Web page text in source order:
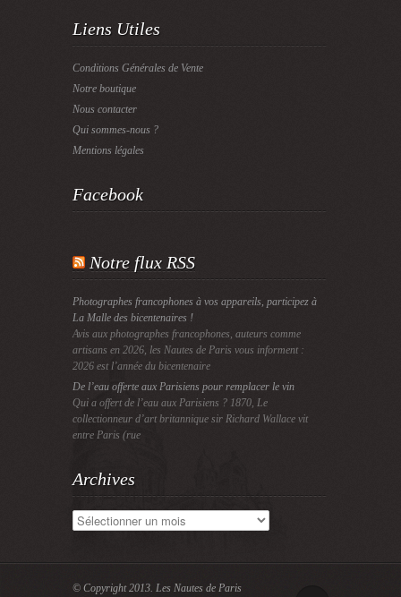
Liens Utiles
Conditions Générales de Vente
Notre boutique
Nous contacter
Qui sommes-nous ?
Mentions légales
Facebook
Notre flux RSS
Photographes francophones à vos appareils, participez à
La Malle des bicentenaires !
Avis aux photographes francophones, auteurs comme
artisans en 2026, les Nautes de Paris vous informent :
2026 est l’année du bicentenaire
De l’eau offerte aux Parisiens pour remplacer le vin
Qui a offert de l’eau aux Parisiens ? 1870, Le
collectionneur d’art britannique sir Richard Wallace vit
entre Paris (rue
Archives
Archives
© Copyright 2013. Les Nautes de Paris